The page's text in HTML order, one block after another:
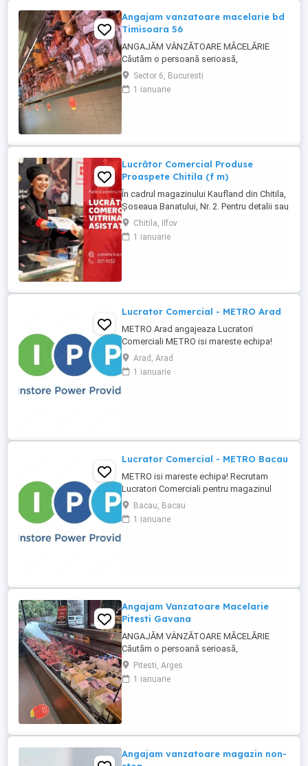
Angajam vanzatoare macelarie bd
Timisoara 56
ANGAJĂM VÂNZĂTOARE MĂCELĂRIE
Căutăm o persoană serioasă,
responsabilă și amabilă pentru postul de
vânzătoare într-o măcelărie modernă.
Cerințe: Experiență în domeniul vânzărilor
Rapiditate, ...
Sector 6, Bucuresti
1 ianuarie
Lucrător Comercial Produse
Proaspete Chitila (f m)
În cadrul magazinului Kaufland din Chitila,
Șoseaua Banatului, Nr. 2. Pentru detalii sau
pentru a aplica, sună la 021 91 32 sau
depune-ți CV-ul online pe
cariere.kaufland.ro Beneficiile tale Salariu
Chitila, Ilfov
1 ianuarie
Lucrator Comercial - METRO Arad
METRO Arad angajeaza Lucratori
Comerciali METRO isi mareste echipa!
Recrutam Lucratori Comerciali pentru
magazinul METRO Arad, situat pe Sos.
Calea Zimandului, nr. 43C. Ce vei face:
Arad, Arad
1 ianuarie
Lucrator Comercial - METRO Bacau
METRO isi mareste echipa! Recrutam
Lucratori Comerciali pentru magazinul
METRO Bacau, situat pe Sos. DN 2
(Bacau-Focsani), Nicolae Balcescu. Ce vei
face: Alimentarea rafturilor cu marfa;
Bacau, Bacau
1 ianuarie
Angajam Vanzatoare Macelarie
Pitesti Gavana
ANGAJĂM VÂNZĂTOARE MĂCELĂRIE
Căutăm o persoană serioasă,
responsabilă și amabilă pentru postul de
vânzătoare într-o măcelărie modernă.
Cerințe: Experiență în domeniul vânzărilor
Rapiditate, ...
Pitesti, Arges
1 ianuarie
Angajam vanzatoare magazin non-